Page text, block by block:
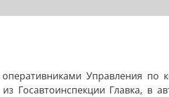
Управления по
Госавтоинспекции Главка, в